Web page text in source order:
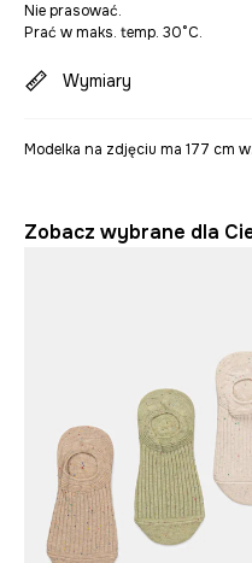
Nie prasować.
Prać w maks. temp. 30°C.
Wymiary
Modelka na zdjęciu ma 177 cm
Zobacz wybrane dla